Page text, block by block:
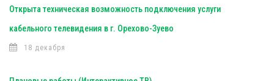
Открыта техническая возможность подключения услуги
кабельного телевидения в г. Орехово-Зуево
18 декабря